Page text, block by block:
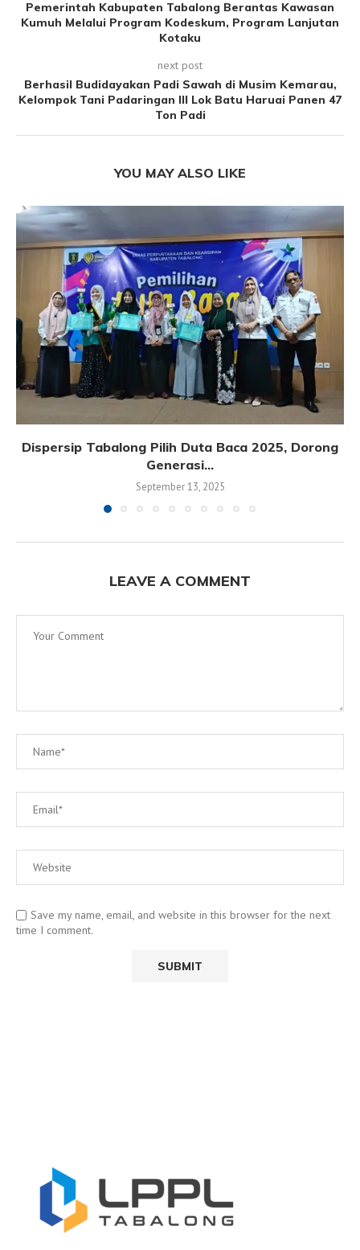
Pemerintah Kabupaten Tabalong Berantas Kawasan
Kumuh Melalui Program Kodeskum, Program Lanjutan
Kotaku
next post
Berhasil Budidayakan Padi Sawah di Musim Kemarau,
Kelompok Tani Padaringan III Lok Batu Haruai Panen 47
Ton Padi
YOU MAY ALSO LIKE
Dispersip Tabalong Pilih Duta Baca 2025, Dorong
Generasi...
September 13, 2025
LEAVE A COMMENT
Save my name, email, and website in this browser for the next
time I comment.